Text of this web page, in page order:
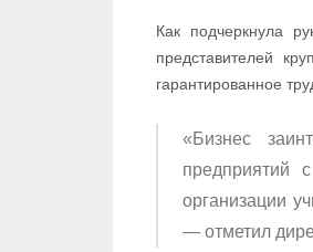
Как подчеркнула
представителей
гарантированное
«Бизнес
предприятий
организации
— отметил